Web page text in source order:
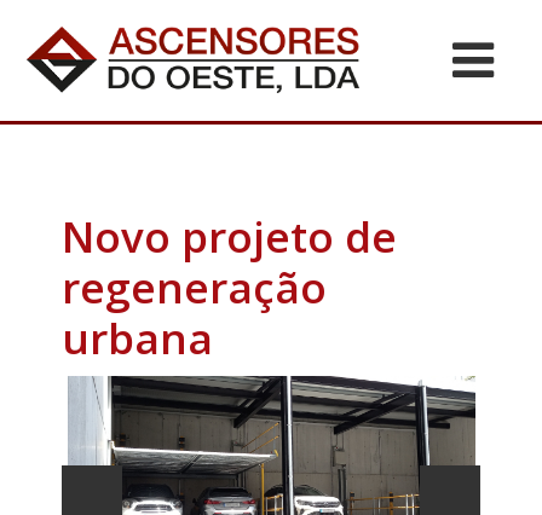
Novo projeto de
regeneração
urbana